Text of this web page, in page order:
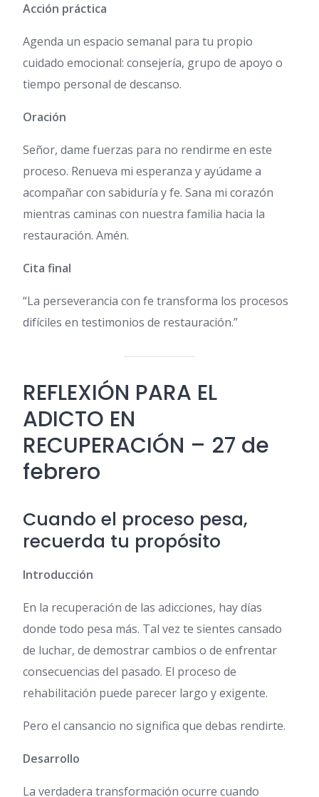
Acción práctica
Agenda un espacio semanal para tu propio
cuidado emocional: consejería, grupo de apoyo o
tiempo personal de descanso.
Oración
Señor, dame fuerzas para no rendirme en este
proceso. Renueva mi esperanza y ayúdame a
acompañar con sabiduría y fe. Sana mi corazón
mientras caminas con nuestra familia hacia la
restauración. Amén.
Cita final
“La perseverancia con fe transforma los procesos
difíciles en testimonios de restauración.”
REFLEXIÓN PARA EL
ADICTO EN
RECUPERACIÓN – 27 de
febrero
Cuando el proceso pesa,
recuerda tu propósito
Introducción
En la recuperación de las adicciones, hay días
donde todo pesa más. Tal vez te sientes cansado
de luchar, de demostrar cambios o de enfrentar
consecuencias del pasado. El proceso de
rehabilitación puede parecer largo y exigente.
Pero el cansancio no significa que debas rendirte.
Desarrollo
La verdadera transformación ocurre cuando